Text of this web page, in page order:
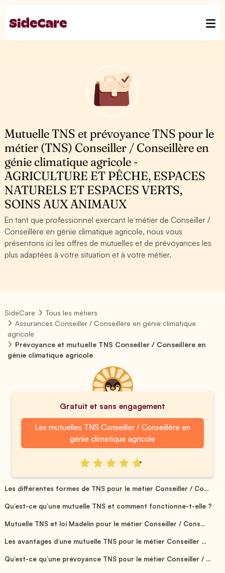
Mutuelle TNS et prévoyance TNS pour le
métier (TNS) Conseiller / Conseillère en
génie climatique agricole -
AGRICULTURE ET PÊCHE, ESPACES
NATURELS ET ESPACES VERTS,
SOINS AUX ANIMAUX
En tant que professionnel exercant le métier de Conseiller /
Conseillère en génie climatique agricole, nous vous
présentons ici les offres de mutuelles et de prévoyances les
plus adaptées à votre situation et à votre métier.
SideCare
Tous les métiers
Assurances Conseiller / Conseillère en génie climatique
agricole
Prévoyance et mutuelle TNS Conseiller / Conseillère en
génie climatique agricole
Gratuit et sans engagement
Les mutuelles TNS Conseiller / Conseillère en
génie climatique agricole
Les différentes formes de TNS pour le métier Conseiller / Co...
Qu’est-ce qu’une mutuelle TNS et comment fonctionne-t-elle ?
Mutuelle TNS et loi Madelin pour le métier Conseiller / Cons...
Les avantages d’une mutuelle TNS pour le métier Conseiller ...
Qu’est-ce qu’une prévoyance TNS pour le métier Conseiller / ...